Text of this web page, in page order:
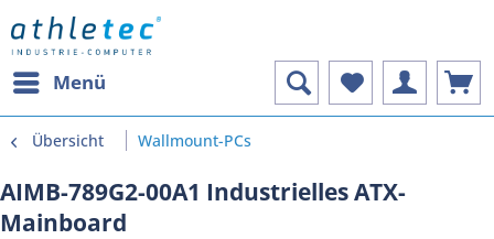
Menü
Übersicht Wallmount-PCs
AIMB-789G2-00A1 Industrielles ATX-
Mainboard